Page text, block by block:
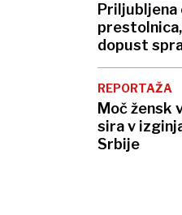
dopust
REPORTAŽA
Moč žensk
sira v
Srbije